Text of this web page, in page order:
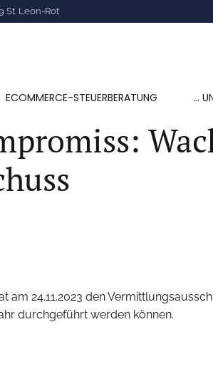
St. Leon-Rot
ECOMMERCE-STEUERBERATUNG …
24.11.2023 den
durchgeführt werden können.